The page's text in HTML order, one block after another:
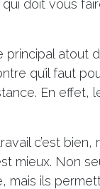
qui doit vous
principal atout
qu’il faut
En effet,
c’est
mieux. Non
mais ils